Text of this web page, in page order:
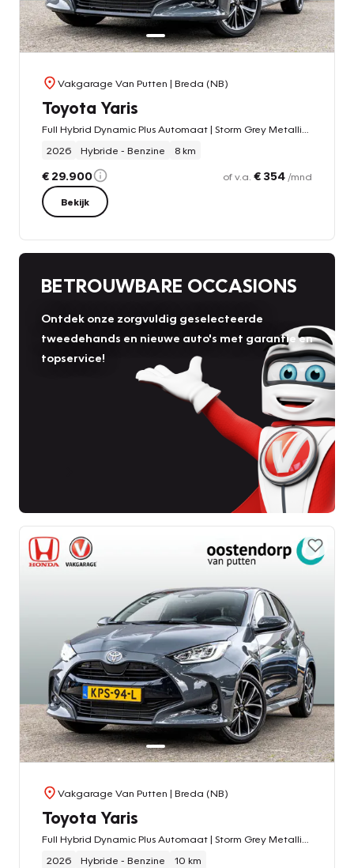
Vakgarage Van Putten | Breda (NB)
Toyota Yaris
2026
Hybride - Benzine 8 km
€ 29.900 of v.a. € 354 /mnd
Bekijk
BETROUWBARE OCCASIONS
Ontdek onze zorgvuldig geselecteerde
tweedehands en nieuwe auto's met garantie en
topservice!
Vakgarage Van Putten | Breda (NB)
Toyota Yaris
2026
Hybride - Benzine 10 km